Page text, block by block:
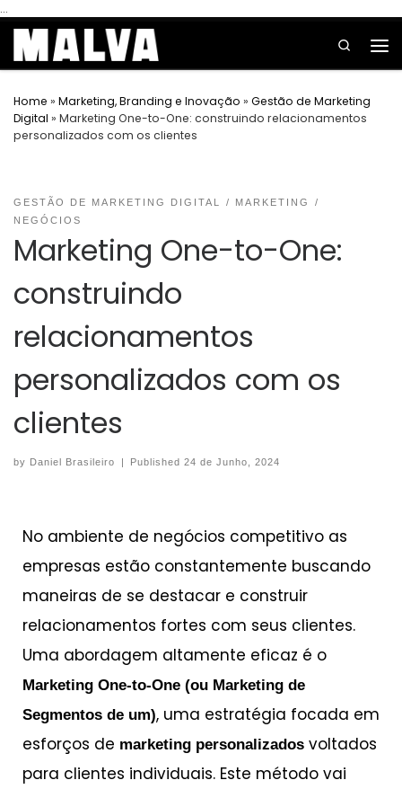
...
Search
Home » Marketing, Branding e Inovação » Gestão de Marketing
Digital » Marketing One-to-One: construindo relacionamentos
personalizados com os clientes
GESTÃO DE MARKETING DIGITAL
MARKETING
NEGÓCIOS
Marketing One-to-One:
construindo
relacionamentos
personalizados com os
clientes
by Daniel Brasileiro | Published24 de Junho, 2024
No ambiente de negócios competitivo as
empresas estão constantemente buscando
maneiras de se destacar e construir
relacionamentos fortes com seus clientes.
Uma abordagem altamente eficaz é o
Marketing One-to-One (ou Marketing de
Segmentos de um), uma estratégia focada em
esforços de marketing personalizados voltados
para clientes individuais. Este método vai